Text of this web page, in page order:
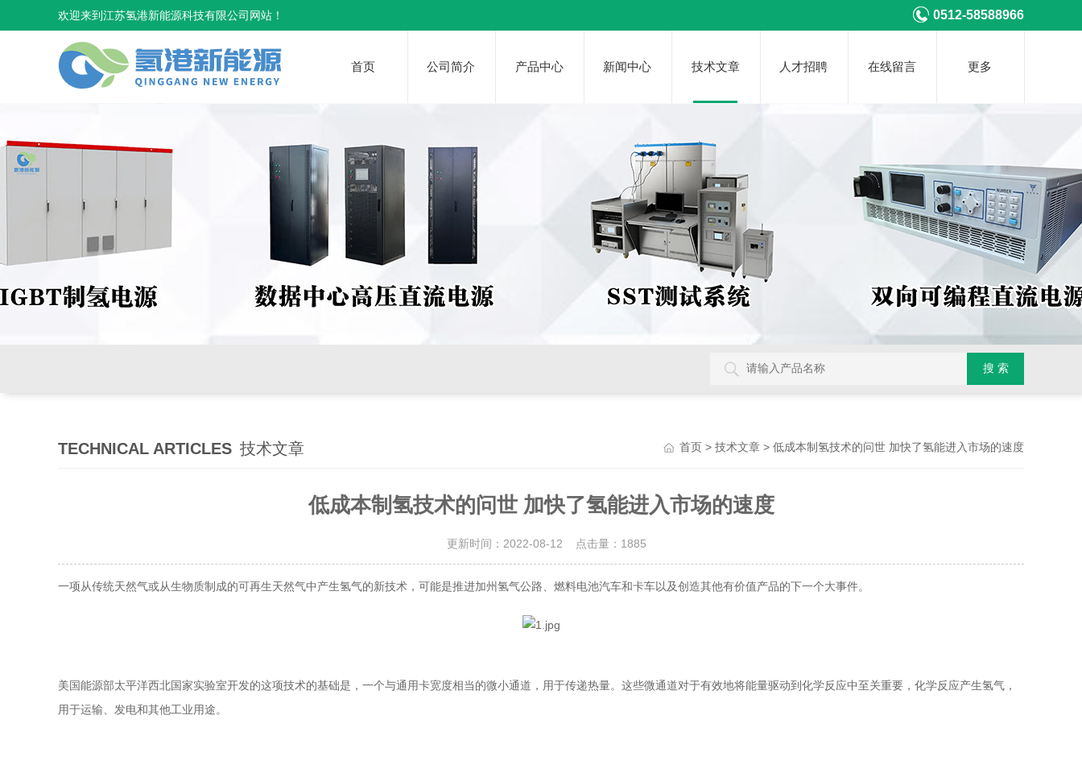
欢迎来到江苏氢港新能源科技有限公司网站！ 0512-58588966
首页 公司简介 产品中心 新闻中心 技术文章 人才招聘 在线留言 更多
TECHNICAL ARTICLES 技术文章 首页 > 技术文章 > 低成本制氢技术的问世 加快了氢能进入市场的速度
低成本制氢技术的问世 加快了氢能进入市场的速度
更新时间：2022-08-12 点击量： 1885
一项从传统天然气或从生物质制成的可再生天然气中产生氢气的新技术，可能是推进加州氢气公路、燃料电池汽车和卡车以及创造其他有价值产品的下一个大事件。
美国能源部太平洋西北国家实验室开发的这项技术的基础是，一个与通用卡宽度相当的微小通道，用于传递热量。这些微通道对于有效地将能量驱动到化学反应中至关重要，化学反应产生氢气，
用于运输、发电和其他工业用途。